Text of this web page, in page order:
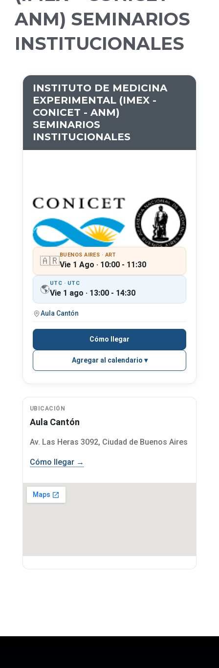
ANM) SEMINARIOS
INSTITUCIONALES
INSTITUTO DE MEDICINA
EXPERIMENTAL (IMEX -
CONICET - ANM)
SEMINARIOS
INSTITUCIONALES
🇦🇷
BUENOS AIRES · ART
Vie 1 Ago · 10:00 - 11:30
🌎
UTC · UTC
Vie 1 ago · 13:00 - 14:30
Aula Cantón
Cómo llegar
Agregar al calendario
UBICACIÓN
Aula Cantón
Av. Las Heras 3092, Ciudad de Buenos Aires
Cómo llegar →